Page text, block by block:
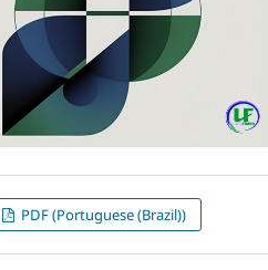
PDF (Portuguese (Brazil))